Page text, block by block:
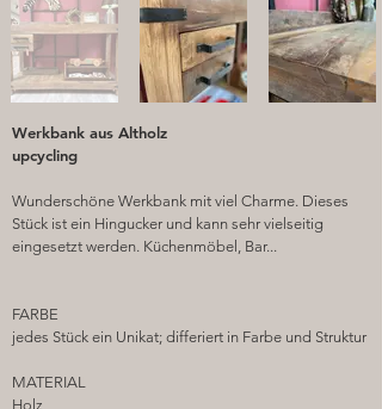
Werkbank aus Altholz
upcycling
Wunderschöne Werkbank mit viel Charme. Dieses
Stück ist ein Hingucker und kann sehr vielseitig
eingesetzt werden. Küchenmöbel, Bar...
FARBE
jedes Stück ein Unikat; differiert in Farbe und Struktur
MATERIAL
Holz